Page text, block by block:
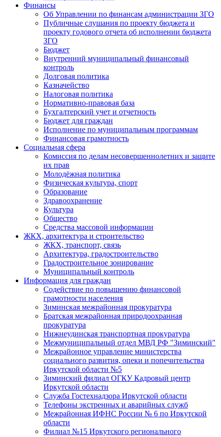
Финансы
Об Управлении по финансам администрации ЗГО
Публичные слушания по проекту бюджета и
проекту годового отчета об исполнении бюджета
ЗГО
Бюджет
Внутренний муниципальный финансовый
контроль
Долговая политика
Казначейство
Налоговая политика
Нормативно-правовая база
Бухгалтерский учет и отчетность
Бюджет для граждан
Исполнение по муниципальным программам
Финансовая грамотность
Социальная сфера
Комиссия по делам несовершеннолетних и защите
их прав
Молодёжная политика
Физическая культура, спорт
Образование
Здравоохранение
Культура
Общество
Средства массовой информации
ЖКХ, архитектура и строительство
ЖКХ, транспорт, связь
Архитектура, градостроительство
Градостроительное зонирование
Муниципальный контроль
Информация для граждан
Содействие по повышению финансовой
грамотности населения
Зиминская межрайонная прокуратура
Братская межрайонная природоохранная
прокуратура
Нижнеудинская транспортная прокуратура
Межмуниципальный отдел МВД РФ "Зиминский"
Межрайонное управление министерства
социального развития, опеки и попечительства
Иркутской области №5
Зиминский филиал ОГКУ Кадровый центр
Иркутской области
Служба Гостехнадзора Иркутской области
Телефоны экстренных и аварийных служб
Межрайонная ИФНС России № 6 по Иркутской
области
Филиал №15 Иркутского регионального